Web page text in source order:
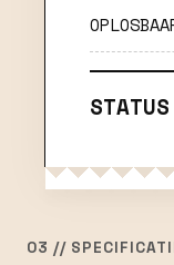
03 //
STATUS